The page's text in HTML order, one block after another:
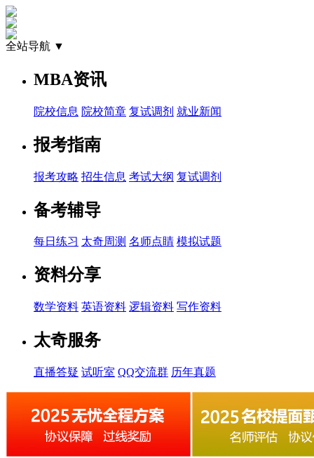
全站导航 ▼
MBA资讯
院校信息 院校简章 复试调剂 就业新闻
报考指南
报考攻略 招生信息 考试大纲 复试调剂
备考辅导
每日练习 太奇周测 名师点睛 模拟试题
资料分享
数学资料 英语资料 逻辑资料 写作资料
太奇服务
直播答疑 试听室 QQ交流群 历年真题